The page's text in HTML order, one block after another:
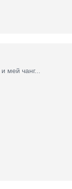
мей чанг...